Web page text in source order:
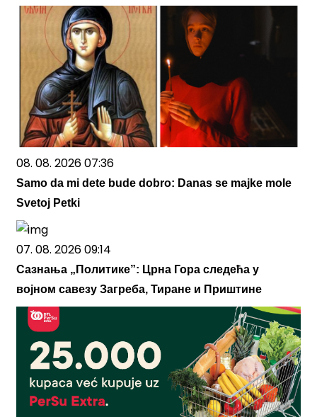
08. 08. 2026 07:36
Samo da mi dete bude dobro: Danas se majke mole
Svetoj Petki
07. 08. 2026 09:14
Сазнања „Политике”: Црна Гора следећа у
војном савезу Загреба, Тиране и Приштине